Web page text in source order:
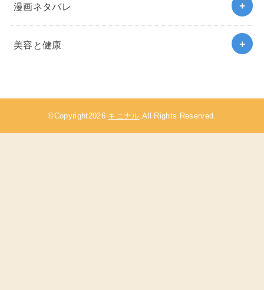
漫画ネタバレ
美容と健康
©Copyright2026 キニナル .All Rights Reserved.